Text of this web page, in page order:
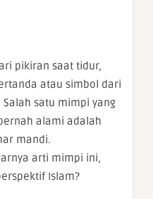
pikiran saat tidur,
atau simbol dari
satu mimpi yang
alami adalah
mandi.
arti mimpi ini,
Islam?